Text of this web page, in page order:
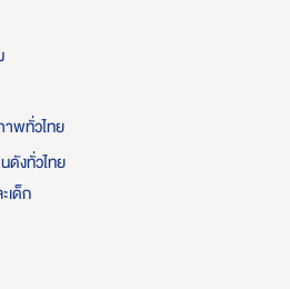
พทั่วไทย
ดังทั่วไทย
เด็ก